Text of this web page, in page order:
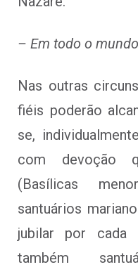
– Em todo o mundo
Nas outras
fiéis poderão
se,
com devoção
(Basílicas
santuários
jubilar por cada
também